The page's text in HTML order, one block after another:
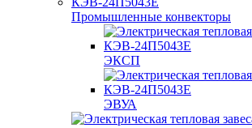
Промышленные конвекторы
ЭКСП
ЭВУА